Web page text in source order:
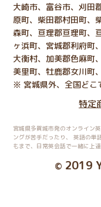
大崎市、富谷市、刈田
原町、柴田郡村田町、
森町、亘理郡亘理町、
ヶ浜町、宮城郡利府町
大衡村、加美郡色麻町
美里町、牡鹿郡女川町
※ 宮城県外、全国どこ
特定
宮城県多賀城市発のオンライン
ングが苦手だったり、
英語の単
もまで、日常英会話で一緒に上
© 2019